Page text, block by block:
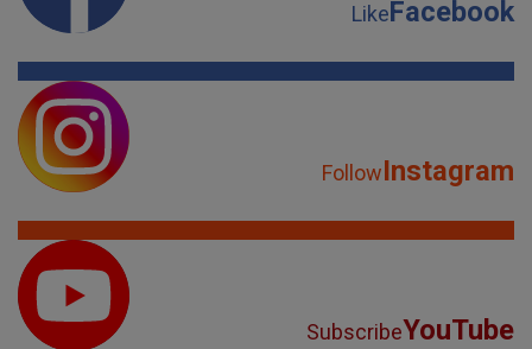
LikeFacebook
FollowInstagram
SubscribeYouTube